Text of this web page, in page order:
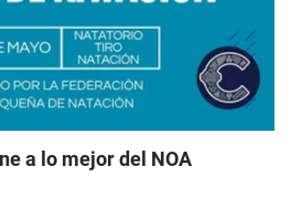
a lo mejor del NOA